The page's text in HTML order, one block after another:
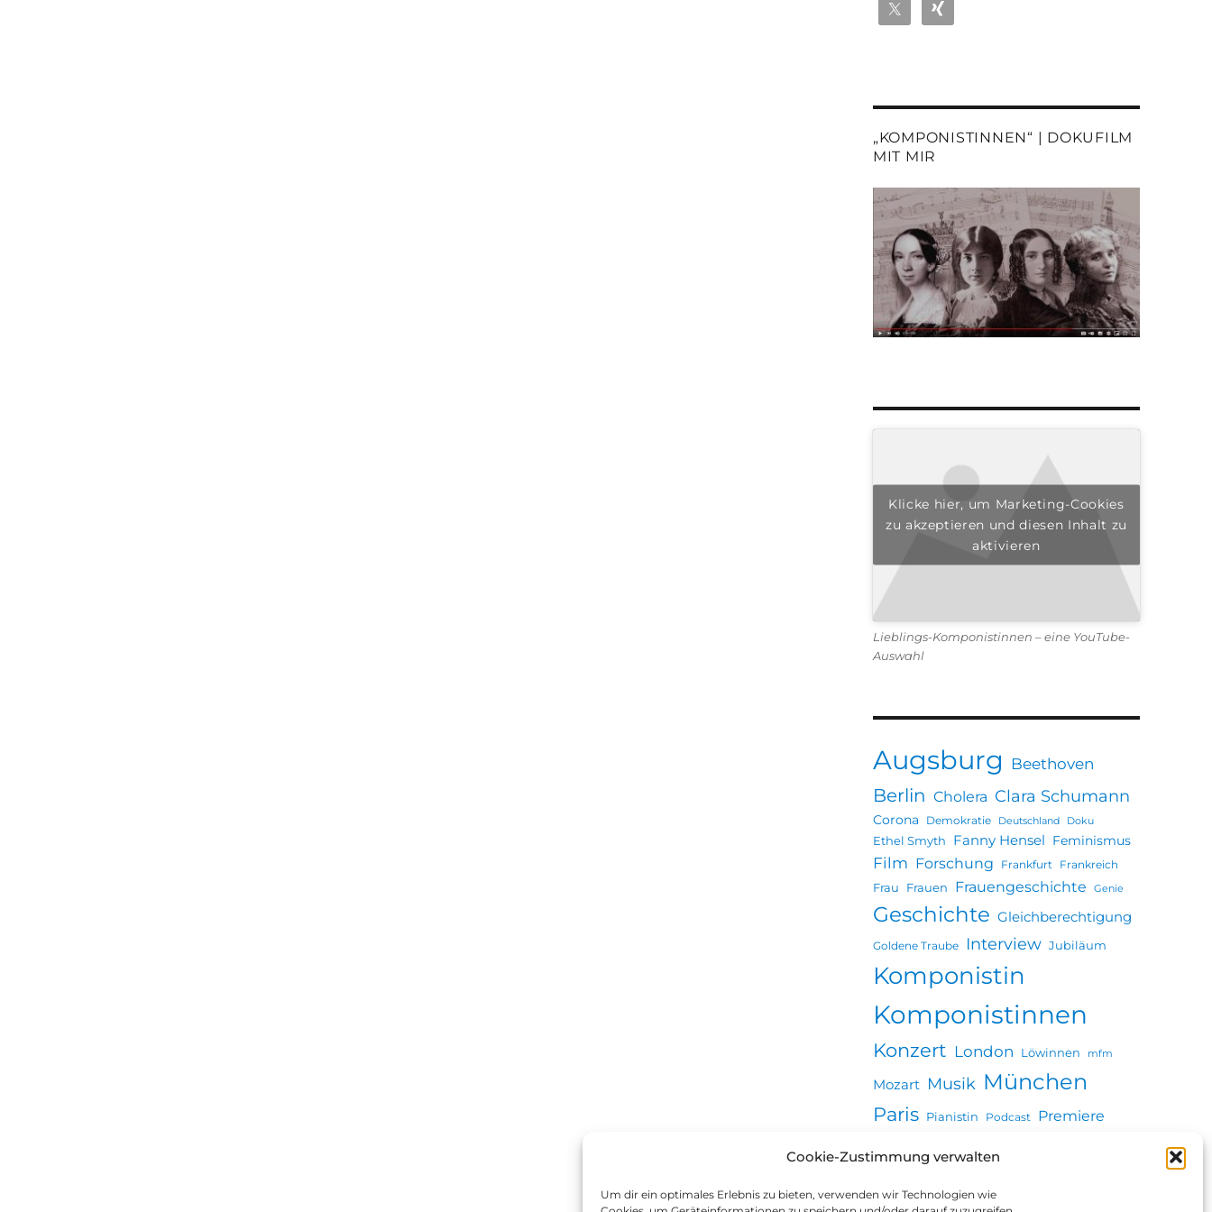
Cookie-Zustimmung verwalten
Um dir ein optimales Erlebnis zu bieten, verwenden wir Technologien wie
„KOMPONISTINNEN“ | DOKUFILM
MIT MIR
Klicke hier, um Marketing-Cookies
zu akzeptieren und diesen Inhalt zu
aktivieren
Lieblings-Komponistinnen – eine YouTube-
Auswahl
Augsburg Beethoven
Berlin Cholera Clara Schumann
Corona Demokratie Deutschland Doku
Ethel Smyth Fanny Hensel Feminismus
Film Forschung Frankfurt Frankreich
Frau Frauen Frauengeschichte Genie
Geschichte Gleichberechtigung
Goldene Traube Interview Jubiläum
Komponistin
Komponistinnen
Konzert London Löwinnen mfm
Mozart Musik München
Paris Pianistin Podcast Premiere
Stadtgeschichte
Vortrag Wien